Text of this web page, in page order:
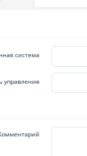
система
управления